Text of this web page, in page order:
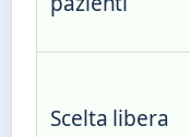
Scelta libera